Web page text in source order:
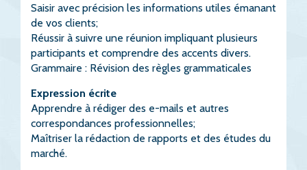
Saisir avec précision les informations utiles émanant
de vos clients;
Réussir à suivre une réunion impliquant plusieurs
participants et comprendre des accents divers.
Grammaire : Révision des règles grammaticales
Expression écrite
Apprendre à rédiger des e-mails et autres
correspondances professionnelles;
Maîtriser la rédaction de rapports et des études du
marché.